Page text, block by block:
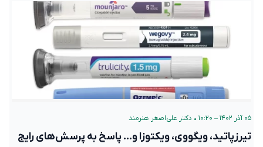
۰۵ آذر ۱۴۰۲ – ۱۰:۲۰ • دکتر علی‌اصغر هنرمند
تیرزپاتید، ویگووی، ویکتوزا و… پاسخ به پرسش‌های رایج